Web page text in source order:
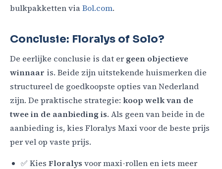
bulkpakketten viaBol.com.
Conclusie: Floralys of Solo?
De eerlijke conclusie is dat er geen objectieve
winnaar is. Beide zijn uitstekende huismerken die
structureel de goedkoopste opties van Nederland
zijn. De praktische strategie: koop welk van de
twee in de aanbieding is. Als geen van beide in de
aanbieding is, kies Floralys Maxi voor de beste prijs
per vel op vaste prijs.
✅ Kies Floralys voor maxi-rollen en iets meer